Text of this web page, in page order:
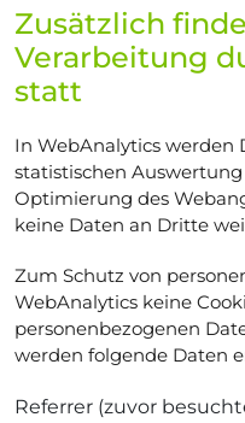
Zusätzlich
Verarbeitung
statt
In WebAnalytics werden
statistischen
Optimierung des
keine Daten an Dritte
Zum Schutz von
WebAnalytics keine
personenbezogenen
werden folgende Daten
Referrer (zuvor